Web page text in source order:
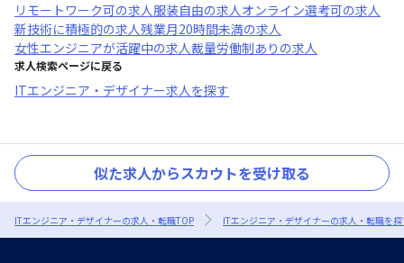
リモートワーク可の求人服装自由の求人オンライン選考可の求人
新技術に積極的の求人残業月20時間未満の求人
女性エンジニアが活躍中の求人裁量労働制あり の求人
求人検索ページに戻る
ITエンジニア・デザイナー求人を探す
似た求人からスカウトを受け取る
ITエンジニア・デザイナーの求人・転職TOP ITエンジニア・デザイナーの求人・転職を